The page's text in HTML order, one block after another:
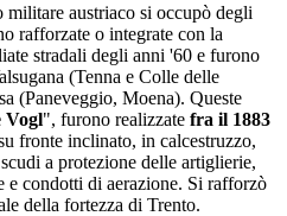
austriaco si occupò degli
rafforzate o integrate con la
stradali degli anni '60 e furono
(Tenna e Colle delle
(Paneveggio, Moena). Queste
Vogl", furono realizzate fra il 1883
fronte inclinato, in calcestruzzo,
a protezione delle artiglierie,
condotti di aerazione. Si rafforzò
della fortezza di Trento.